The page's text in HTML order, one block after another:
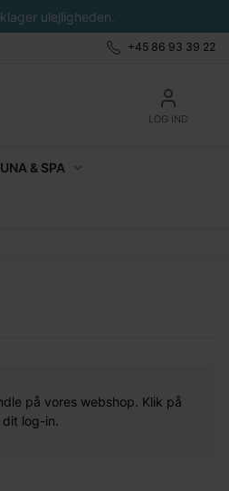
ulejligheden.
+45 86 93 39 22
LOG IND
& SPA
på vores webshop. Klik på
log-in.